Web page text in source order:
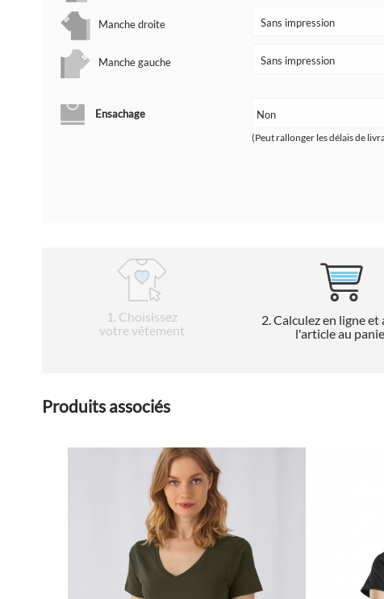
Manche droite
Manche gauche
Ensachage
(Peut rallonger les délais de
1 . Choisissez
votre vêtement
2 . Calculez en ligne
l'article au
Produits associés